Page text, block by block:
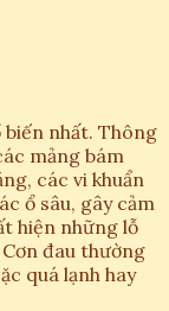
nhất. Thông
mảng bám
các vi khuẩn
ổ sâu, gây cảm
hiện những lỗ
đau thường
quá lạnh hay